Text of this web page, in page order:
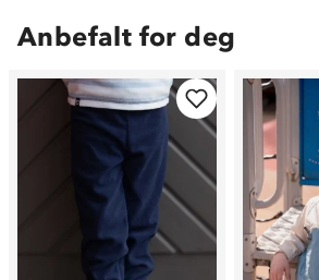
Anbefalt for deg